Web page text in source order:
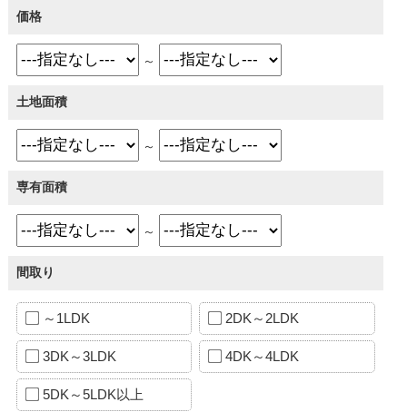
価格
～
土地面積
～
専有面積
～
間取り
～1LDK 2DK～2LDK
3DK～3LDK 4DK～4LDK
5DK～5LDK以上